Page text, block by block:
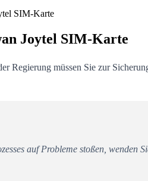
SIM-Karte
Joytel SIM-Karte
Regierung müssen Sie zur
auf Probleme stoßen, wenden